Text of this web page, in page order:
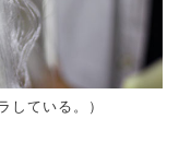
している。）